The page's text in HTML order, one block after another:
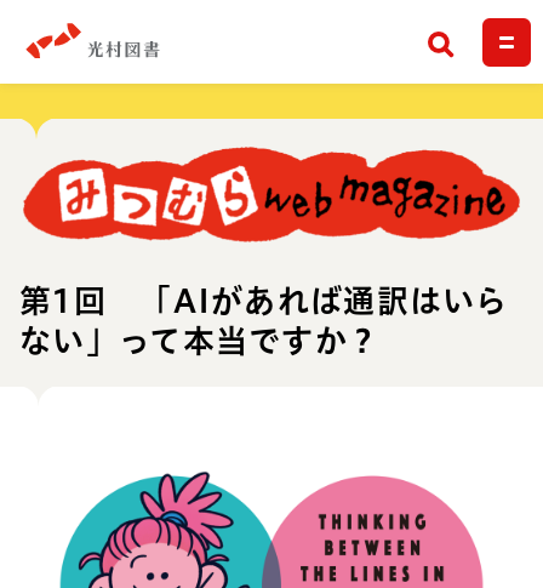
検索
第1回 「AIがあれば通訳はいら
ない」って本当ですか？